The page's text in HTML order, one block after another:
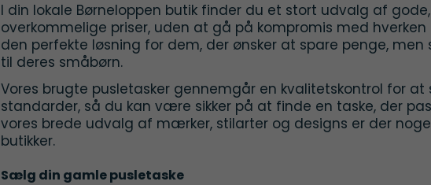
I din lokale Børneloppen butik finder du et stort udvalg af
overkommelige priser, uden at gå på kompromis med
den perfekte løsning for dem, der ønsker at spare penge,
til deres småbørn.
Vores brugte pusletasker gennemgår en kvalitetskontrol for at
standarder, så du kan være sikker på at finde en taske, der
vores brede udvalg af mærker, stilarter og designs er der
butikker.
Sælg din gamle pusletaske